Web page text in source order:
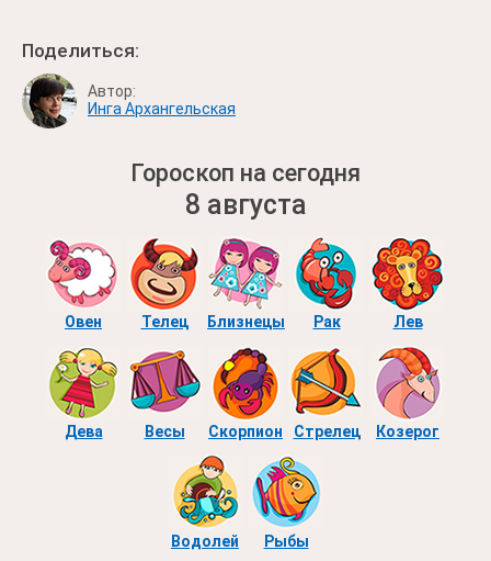
Поделиться:
Автор:
Инга Архангельская
Гороскоп на сегодня
8 августа
Овен Телец Близнецы Рак Лев
Дева Весы Скорпион Стрелец Козерог
Водолей Рыбы